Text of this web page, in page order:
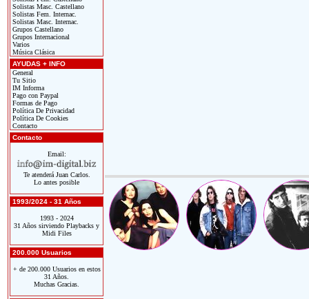
Solistas Masc. Castellano
Solistas Fem. Internac.
Solistas Masc. Internac.
Grupos Castellano
Grupos Internacional
Varios
Música Clásica
AYUDAS + INFO
General
Tu Sitio
IM Informa
Pago con Paypal
Formas de Pago
Política De Privacidad
Política De Cookies
Contacto
Contacto
Email:
Te atenderá Juan Carlos.
Lo antes posible
1993/2024 - 31 Años
1993 - 2024
31 Años sirviendo Playbacks y
Midi Files
200.000 Usuarios
+ de 200.000 Usuarios en estos
31 Años.
Muchas Gracias.